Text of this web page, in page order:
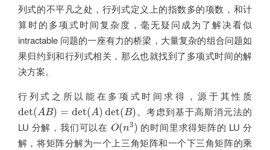
列式的不平凡之处，行列式定义上的指数多的项数，和计
算时的多项式时间复杂度，毫无疑问成为了解决看似
intractable 问题的一座有力的桥梁，大量复杂的组合问题如
果归约到和行列式相关，那么也就找到了多项式时间的解
决方案。
行列式之所以能在多项式时间求得，源于其性质
det(AB) = det(A)det(B)
det(AB)= det(A)det (B)
。考虑到基于高斯消元法的
LU 分解，我们可以在 O(n3)
O(n 3) 的时间里求得矩阵的 LU 分
解，将矩阵分解为一个上三角矩阵和一个下三角矩阵的乘